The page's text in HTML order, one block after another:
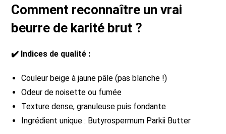
Comment reconnaître un vrai
beurre de karité brut ?
✔️ Indices de qualité :
Couleur beige à jaune pâle (pas blanche !)
Odeur de noisette ou fumée
Texture dense, granuleuse puis fondante
Ingrédient unique : Butyrospermum Parkii Butter